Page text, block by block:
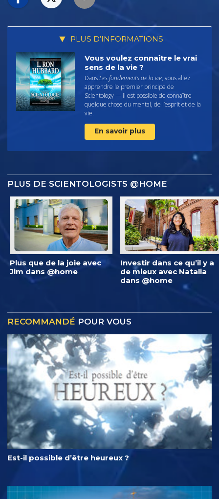
PLUS D’INFORMATIONS
Vous voulez connaître le vrai
sens de la vie ?
DansLes fondements de la vie, vous allez
apprendre le premier principe de
Scientology — il est possible de connaître
quelque chose du mental, de l’esprit et de la
vie.
En savoir plus
PLUS DE SCIENTOLOGISTS @HOME
Plus que de la joie avec
Jim dans @home
Investir dans ce qu’il y a
de mieux avec Natalia
dans @home
RECOMMANDÉ POUR VOUS
Est-il possible d’être heureux ?